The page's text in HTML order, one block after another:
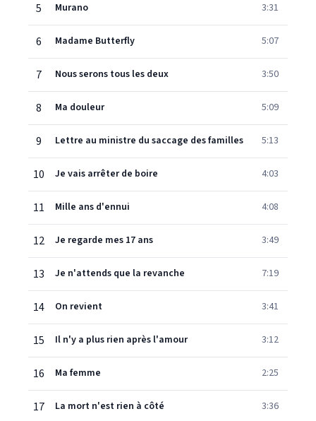
5 Murano 3:31
6 Madame Butterfly 5:07
7 Nous serons tous les deux 3:50
8 Ma douleur 5:09
9 Lettre au ministre du saccage des familles 5:13
10 Je vais arrêter de boire 4:03
11 Mille ans d'ennui 4:08
12 Je regarde mes 17 ans 3:49
13 Je n'attends que la revanche 7:19
14 On revient 3:41
15 Il n'y a plus rien après l'amour 3:12
16 Ma femme 2:25
17 La mort n'est rien à côté 3:36